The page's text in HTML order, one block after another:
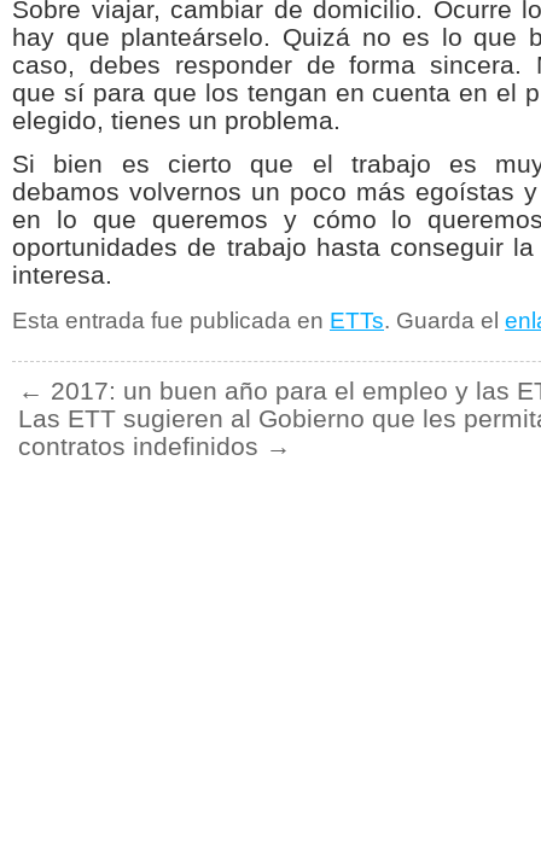
Sobre viajar, cambiar de domicilio. Ocurre
hay que planteárselo. Quizá no es lo que
caso, debes responder de forma sincera.
que sí para que los tengan en cuenta en el
elegido, tienes un problema.
Si bien es cierto que el trabajo es
debamos volvernos un poco más egoístas
en lo que queremos y cómo lo
oportunidades de trabajo hasta conseguir
interesa.
Esta entrada fue publicada en ETTs. Guarda el
← 2017: un buen año para el empleo y las
Las ETT sugieren al Gobierno que les
contratos indefinidos →